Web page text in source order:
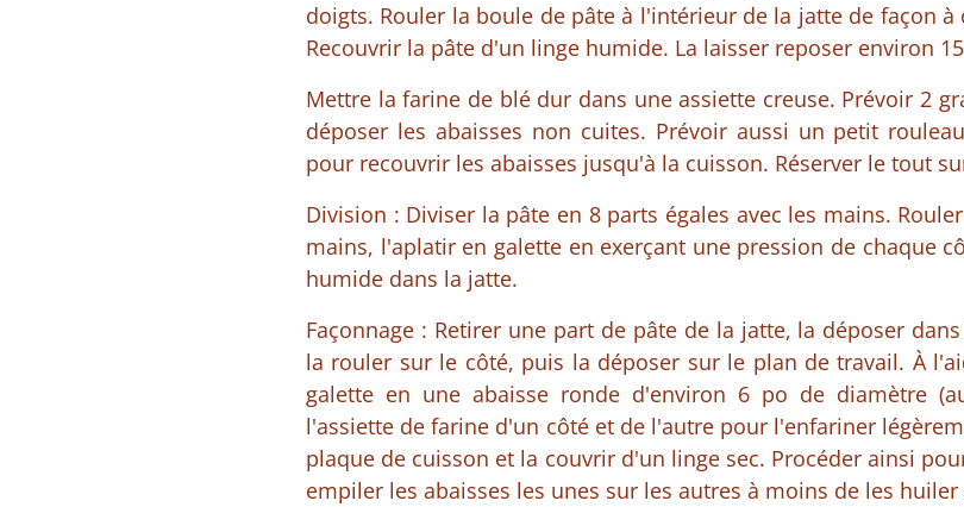
doigts. Rouler la boule de pâte à l'intérieur de la jatte de façon
Recouvrir la pâte d'un linge humide. La laisser reposer environ
Mettre la farine de blé dur dans une assiette creuse. Prévoir 2
déposer les abaisses non cuites. Prévoir aussi un petit
pour recouvrir les abaisses jusqu'à la cuisson. Réserver le tout
Division : Diviser la pâte en 8 parts égales avec les mains.
mains, l'aplatir en galette en exerçant une pression de chaque
humide dans la jatte.
Façonnage : Retirer une part de pâte de la jatte, la déposer
la rouler sur le côté, puis la déposer sur le plan de travail. À
galette en une abaisse ronde d'environ 6 po de diamètre
l'assiette de farine d'un côté et de l'autre pour l'enfariner
plaque de cuisson et la couvrir d'un linge sec. Procéder ainsi
empiler les abaisses les unes sur les autres à moins de les